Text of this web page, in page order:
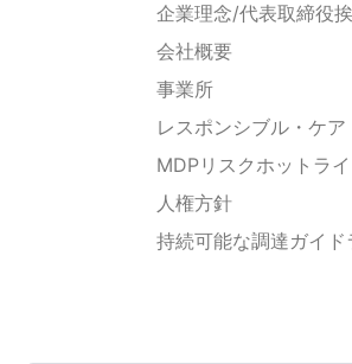
企業理念/代表取締役
会社概要
事業所
レスポンシブル・ケア
MDPリスクホットラ
人権方針
持続可能な調達ガイド